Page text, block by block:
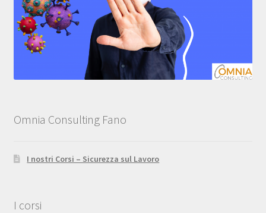
Omnia Consulting Fano
I nostri Corsi – Sicurezza sul Lavoro
I corsi